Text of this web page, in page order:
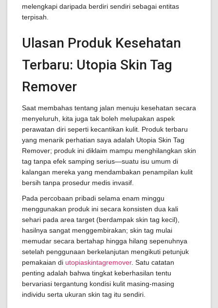
melengkapi daripada berdiri sendiri sebagai entitas
terpisah.
Ulasan Produk Kesehatan
Terbaru: Utopia Skin Tag
Remover
Saat membahas tentang jalan menuju kesehatan secara
menyeluruh, kita juga tak boleh melupakan aspek
perawatan diri seperti kecantikan kulit. Produk terbaru
yang menarik perhatian saya adalah Utopia Skin Tag
Remover; produk ini diklaim mampu menghilangkan skin
tag tanpa efek samping serius—suatu isu umum di
kalangan mereka yang mendambakan penampilan kulit
bersih tanpa prosedur medis invasif.
Pada percobaan pribadi selama enam minggu
menggunakan produk ini secara konsisten dua kali
sehari pada area target (berdampak skin tag kecil),
hasilnya sangat menggembirakan; skin tag mulai
memudar secara bertahap hingga hilang sepenuhnya
setelah penggunaan berkelanjutan mengikuti petunjuk
pemakaian di utopiaskintagremover. Satu catatan
penting adalah bahwa tingkat keberhasilan tentu
bervariasi tergantung kondisi kulit masing-masing
individu serta ukuran skin tag itu sendiri.